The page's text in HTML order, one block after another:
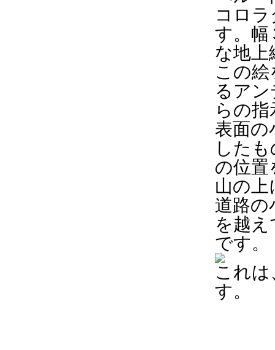
コロ
す。
な地上
この
るア
らの
表面の
した
の位置
山の上
道路の
を越
です。
これ
す。